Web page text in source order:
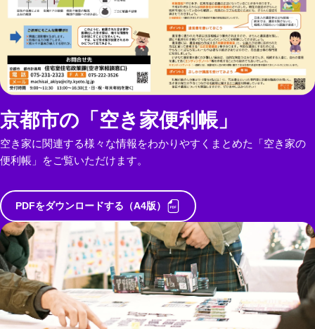
京都市の「空き家便利帳」
空き家に関連する様々な情報をわかりやすくまとめた「空き家の
便利帳」をご覧いただけます。
PDFをダウンロードする（A4版）